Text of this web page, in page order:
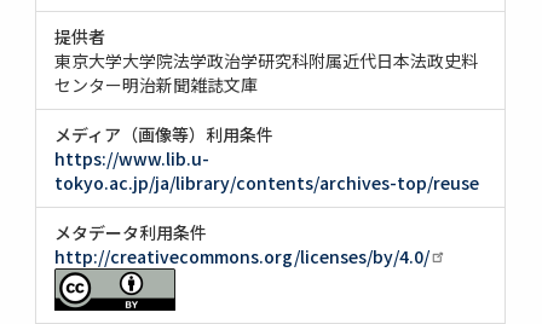
提供者
東京大学大学院法学政治学研究科附属近代日本法政史料
センター明治新聞雑誌文庫
メディア（画像等）利用条件
https://www.lib.u-
tokyo.ac.jp/ja/library/contents/archives-top/reuse
メタデータ利用条件
http://creativecommons.org/licenses/by/4.0/